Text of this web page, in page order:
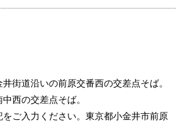
街道沿いの前原交番西の交差点そば。
西の交差点そば。
ご入力ください。東京都小金井市前原